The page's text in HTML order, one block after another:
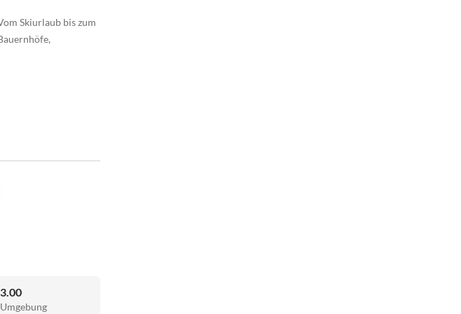
Skiurlaub bis zum
3.00
Umgebung